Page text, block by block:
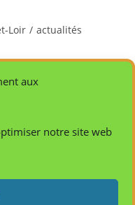
aux
notre site web
Loir / actualités
« stagiaire de la
d’une formation en